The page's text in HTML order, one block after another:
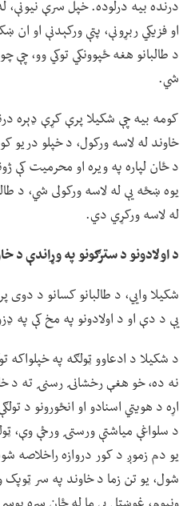
درنده بیه درلوده. خپل سرې نیونې،
او فزیکي ربړونې، پتې ورکېدنې او ان
د طالبانو هغه ځپوونکي توکي وو، چې
شي.
کومه بیه چې شکيلا پرې کړې ډېره
خاوند له لاسه ورکول، د خپلو دریو
د ځان لپاره په ویره او محرمیت
یوه ښځه یې له لاسه ورکولی شي، د
له لاسه ورکړي دي.
د اولادونو د سترګونو په وړاندې د
شکیلا وايي، د طالبانو کسانو د
یې د دې او د اولادونو په مخ کې په
د شکیلا د ادعاوو ټولګه په
نه ده، خو هغې رخشانۍ رسنۍ ته د
د سلواغې میاشتې ورستۍ ورځې وې،
یو دم زموږ د کور دروازه راخلاصه
شول، یو تن زما د خاوند په سر ټوپک